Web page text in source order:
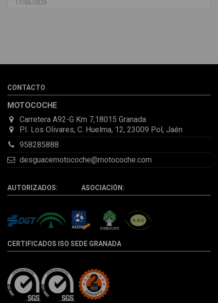
17/06/2026
la pieza llegó correcta y bien embalada, además de llegarme 2
CONTACTO
MOTOCOCHE
Carretera A92-G Km 7,18015 Granada
P.I. Los Olivares, C. Huelma, 12, 23009 Pol, Jaén
958285888
desguacemotocoche@motocoche.com
AUTORIZADOS: ASOCIACIÓN:
CERTIFICADOS ISO SEDE GRANADA